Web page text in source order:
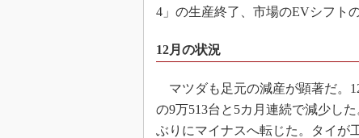
4」の生産終了、市場のEVシフト
12月の状況
マツダも足元の減産が顕著だ。
の9万513台と5カ月連続で減少し
ぶりにマイナスへ転じた。タイが